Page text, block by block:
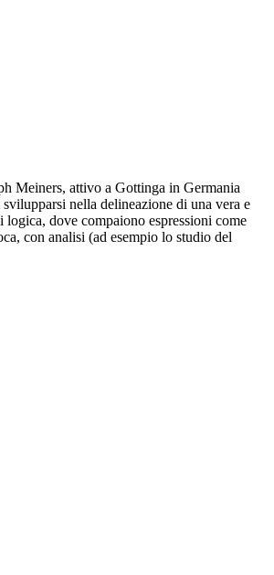
Meiners, attivo a Gottinga in Germania
nella delineazione di una vera e
dove compaiono espressioni come
con analisi (ad esempio lo studio del